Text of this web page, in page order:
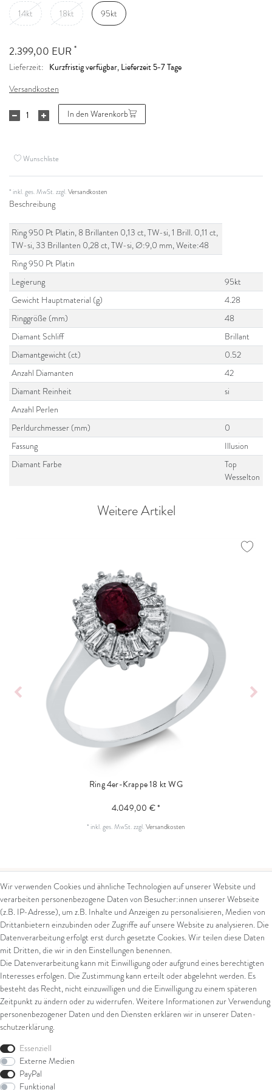
14kt 18kt 95kt
2.399,00 EUR *
Lieferzeit: Kurzfristig verfügbar, Lieferzeit 5-7 Tage
Versandkosten
In den Warenkorb
Wunschliste
* inkl. ges. MwSt. zzgl.Versandkosten
Beschreibung
Ring 950 Pt Platin, 8 Brillanten 0,13 ct, TW-si, 1 Brill. 0,11 ct,
TW-si, 33 Brillanten 0,28 ct, TW-si, Ø:9,0 mm, Weite:48
Ring 950 Pt Platin
Legierung
95kt
Gewicht Hauptmaterial (g)
4.28
Ringgröße (mm)
48
Diamant Schliff
Brillant
Diamantgewicht (ct)
0.52
Anzahl Diamanten
42
Diamant Reinheit
si
Anzahl Perlen
Perldurchmesser (mm)
0
Fassung
Illusion
Diamant Farbe
Top
Wesselton
Weitere Artikel
Ring 4er-Krappe 18 kt WG
4.049,00 € *
* inkl. ges. MwSt.zzgl.Versandkosten
Kontakt
Kontaktformular
Arena in Arte GmbH
Marktgasse 2,
8600 Dübendorf
Tel: +41 44 821 60 40
E-Mail:info@goldschmiede-
arena.com
Rechtliches
AGB
Impressum
Datenschutz
Widerrufsrecht
Zahlung und Versand
Widerrufsformular
Wir verwenden Cookies und ähnliche Technologien auf unserer Website und
verarbeiten personenbezogene Daten von Besucher:innen unserer Webseite
(z.B. IP-Adresse), um z.B. Inhalte und Anzeigen zu personalisieren, Medien von
Drittanbietern einzubinden oder Zugriffe auf unsere Website zu analysieren. Die
Datenverarbeitung erfolgt erst durch gesetzte Cookies. Wir teilen diese Daten
mit Dritten, die wir in den Einstellungen benennen.
Die Datenverarbeitung kann mit Einwilligung oder aufgrund eines berechtigten
Interesses erfolgen. Die Zustimmung kann erteilt oder abgelehnt werden. Es
besteht das Recht, nicht einzuwilligen und die Einwilligung zu einem späteren
Zeitpunkt zu ändern oder zu widerrufen. Weitere Informationen zur Verwendung
personenbezogener Daten und den Diensten erklären wir in unserer Daten­
schutz­erklärung.
Essenziell
Externe Medien
PayPal
Funktional